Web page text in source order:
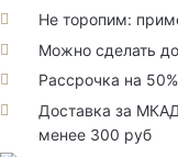
Не торопим:
Можно сделать
Рассрочка на
Доставка за
менее 300 руб